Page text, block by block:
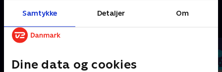
Samtykke Detaljer Om
Dine data og cookies
Andre så også